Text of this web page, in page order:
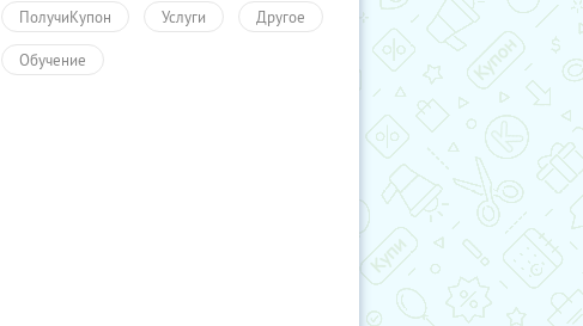
ПолучиКупон Услуги Другое
Обучение